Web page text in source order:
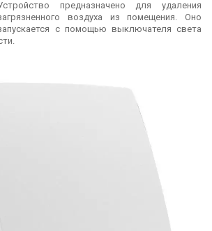
предназначено для удаления
воздуха из помещения. Оно
с помощью выключателя света